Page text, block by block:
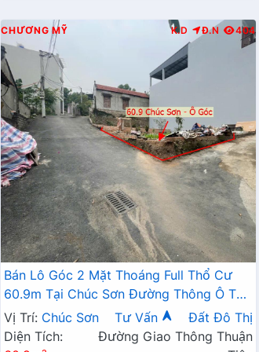
CHƯƠNG MỸ K.D Đ.N 404
Bán Lô Góc 2 Mặt Thoáng Full Thổ Cư
60.9m Tại Chúc Sơn Đường Thông Ô Tô
Gần Hồ Ninh Sơn Thoáng Mát
Vị Trí: Chúc Sơn Tư Vấn
Đất Đô Thị
Diện Tích:
Đường Giao Thông Thuận